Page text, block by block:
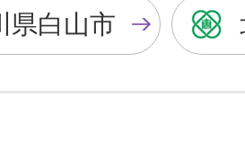
色
に
色
に
県白山市